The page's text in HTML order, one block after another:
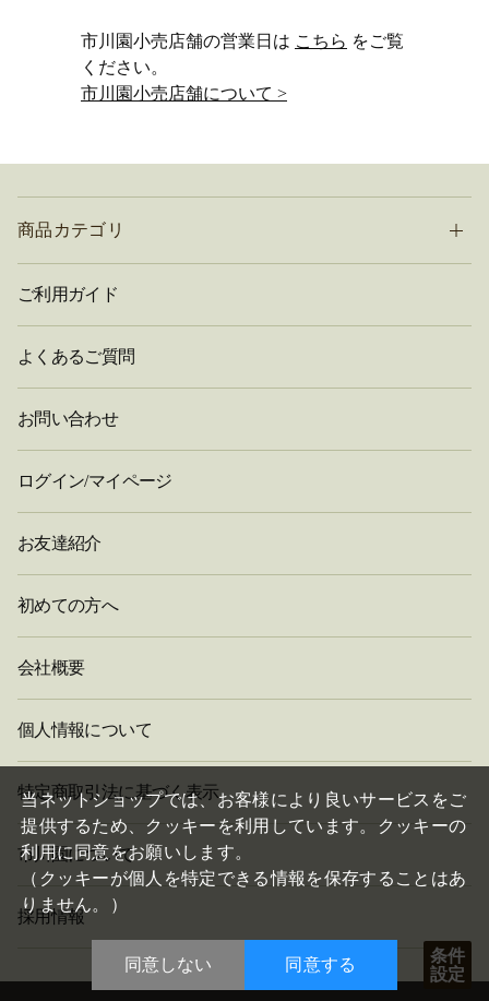
条件
設定
市川園小売店舗の営業日は こちら をご覧
ください。
市川園小売店舗について >
商品カテゴリ
ご利用ガイド
よくあるご質問
お問い合わせ
ログイン/マイページ
お友達紹介
初めての方へ
会社概要
個人情報について
特定商取引法に基づく表示
市川園について
採用情報
当ネットショップでは、お客様により良いサービスをご
提供するため、クッキーを利用しています。クッキーの
利用に同意をお願いします。
（クッキーが個人を特定できる情報を保存することはあ
りません。）
同意しない
閉
じ
る
同意する